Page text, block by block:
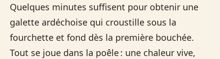
Quelques minutes suffisent pour obtenir une
galette ardéchoise qui croustille sous la
fourchette et fond dès la première bouchée.
Tout se joue dans la poêle : une chaleur vive,